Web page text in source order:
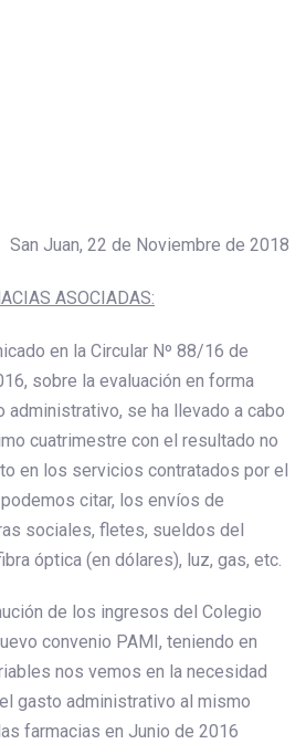
San Juan, 22 de Noviembre de 2018
ASOCIADAS:
en la Circular Nº 88/16 de
sobre la evaluación en forma
se ha llevado a cabo
cuatrimestre con el resultado no
en los servicios contratados por el
citar, los envíos de
sociales, fletes, sueldos del
óptica (en dólares), luz, gas, etc.
de los ingresos del Colegio
convenio PAMI, teniendo en
nos vemos en la necesidad
gasto administrativo al mismo
farmacias en Junio de 2016